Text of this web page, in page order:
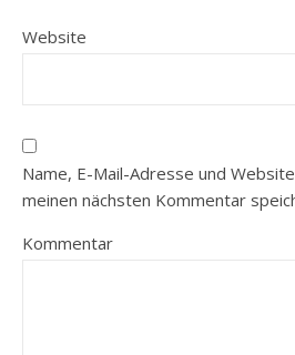
Website
Name, E-Mail-Adresse und
meinen nächsten Kommentar
Kommentar